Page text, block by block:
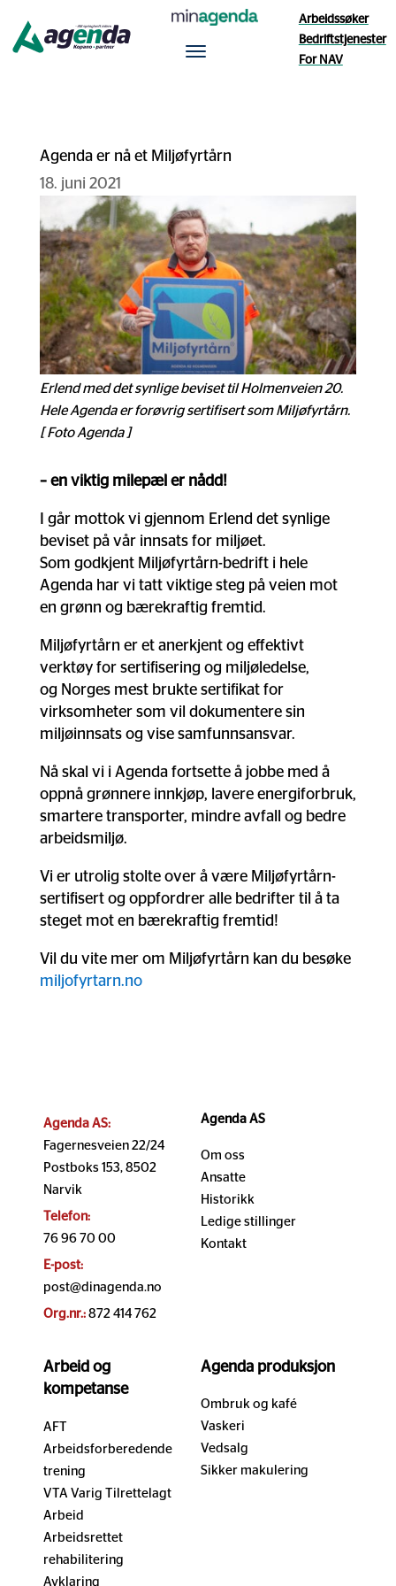
Arbeidssøker
Bedriftstjenester
For NAV
Agenda er nå et Miljøfyrtårn
18. juni 2021
Erlend med det synlige beviset til Holmenveien 20.
Hele Agenda er forøvrig sertifisert som Miljøfyrtårn.
[ Foto Agenda ]
– en viktig milepæl er nådd!
I går mottok vi gjennom Erlend det synlige
beviset på vår innsats for miljøet.
Som godkjent Miljøfyrtårn-bedrift i hele
Agenda har vi tatt viktige steg på veien mot
en grønn og bærekraftig fremtid.
Miljøfyrtårn er et anerkjent og effektivt
verktøy for sertifisering og miljøledelse,
og Norges mest brukte sertifikat for
virksomheter som vil dokumentere sin
miljøinnsats og vise samfunnsansvar.
Nå skal vi i Agenda fortsette å jobbe med å
oppnå grønnere innkjøp, lavere energiforbruk,
smartere transporter, mindre avfall og bedre
arbeidsmiljø.
Vi er utrolig stolte over å være Miljøfyrtårn-
sertifisert og oppfordrer alle bedrifter til å ta
steget mot en bærekraftig fremtid!
Vil du vite mer om Miljøfyrtårn kan du besøke
miljofyrtarn.no
Agenda AS:
Fagernesveien 22/24
Postboks 153, 8502
Narvik
Telefon:
76 96 70 00
E-post:
post@dinagenda.no
Org.nr.: 872 414 762
Agenda AS
Om oss
Ansatte
Historikk
Ledige stillinger
Kontakt
Arbeid og
kompetanse
AFT
Arbeidsforberedende
trening
VTA Varig Tilrettelagt
Arbeid
Arbeidsrettet
rehabilitering
Avklaring
Agenda produksjon
Ombruk og kafé
Vaskeri
Vedsalg
Sikker makulering